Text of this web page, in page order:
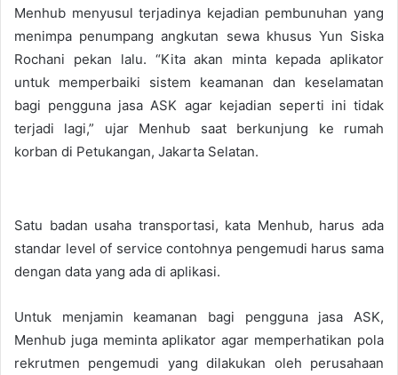
Menhub menyusul terjadinya kejadian pembunuhan yang
menimpa penumpang angkutan sewa khusus Yun Siska
Rochani pekan lalu. “Kita akan minta kepada aplikator
untuk memperbaiki sistem keamanan dan keselamatan
bagi pengguna jasa ASK agar kejadian seperti ini tidak
terjadi lagi,” ujar Menhub saat berkunjung ke rumah
korban di Petukangan, Jakarta Selatan.
Satu badan usaha transportasi, kata Menhub, harus ada
standar level of service contohnya pengemudi harus sama
dengan data yang ada di aplikasi.
Untuk menjamin keamanan bagi pengguna jasa ASK,
Menhub juga meminta aplikator agar memperhatikan pola
rekrutmen pengemudi yang dilakukan oleh perusahaan